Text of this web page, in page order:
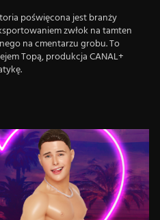
poświęcona jest branży
zwłok na tamten
na cmentarzu grobu. To
Topą, produkcja CANAL+